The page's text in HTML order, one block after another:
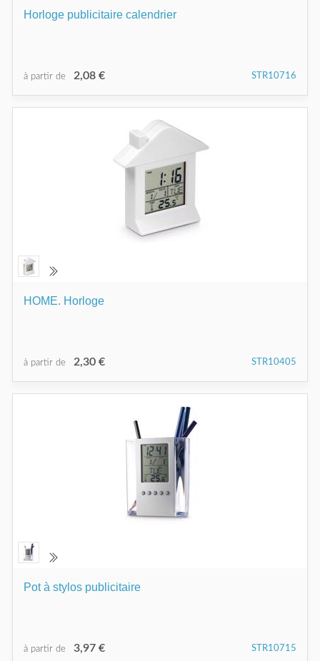
Horloge publicitaire calendrier
à partir de 2,08 € STR10716
HOME. Horloge
à partir de 2,30 € STR10405
Pot à stylos publicitaire
à partir de 3,97 € STR10715